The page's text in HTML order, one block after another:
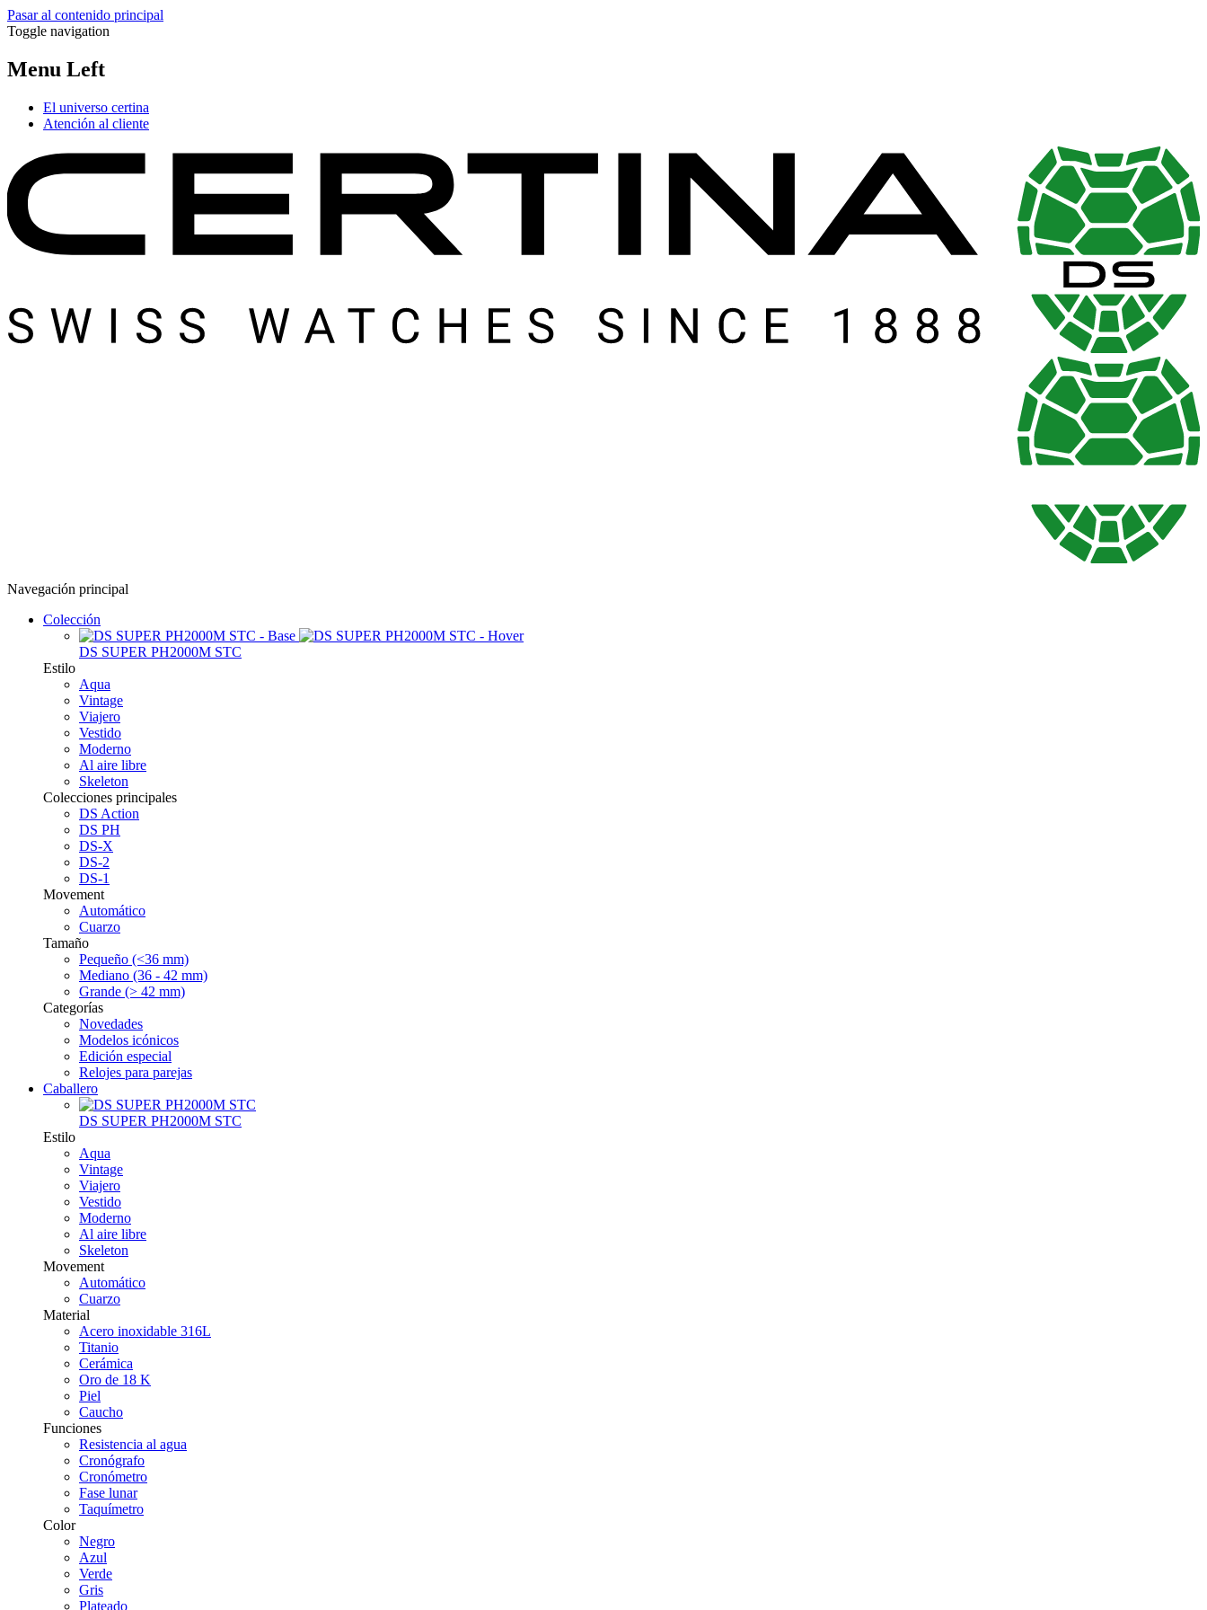
Pasar al contenido principal
Toggle navigation
Menu Left
El universo certina
Atención al cliente
Navegación principal
Colección
DS SUPER PH2000M STC
Estilo
Aqua
Vintage
Viajero
Vestido
Moderno
Al aire libre
Skeleton
Colecciones principales
DS Action
DS PH
DS-X
DS-2
DS-1
Movement
Automático
Cuarzo
Tamaño
Pequeño (<36 mm)
Mediano (36 - 42 mm)
Grande (> 42 mm)
Categorías
Novedades
Modelos icónicos
Edición especial
Relojes para parejas
Caballero
DS SUPER PH2000M STC
Estilo
Aqua
Vintage
Viajero
Vestido
Moderno
Al aire libre
Skeleton
Movement
Automático
Cuarzo
Material
Acero inoxidable 316L
Titanio
Cerámica
Oro de 18 K
Piel
Caucho
Funciones
Resistencia al agua
Cronógrafo
Cronómetro
Fase lunar
Taquímetro
Color
Negro
Azul
Verde
Gris
Plateado